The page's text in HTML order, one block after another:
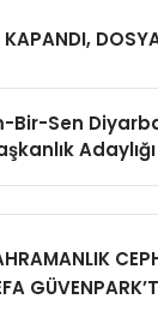
KAPANDI,
Bir-Sen